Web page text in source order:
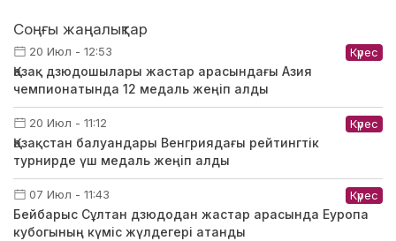
Соңғы жаңалықтар
20 Июл - 12:53 Күрес
Қазақ дзюдошылары жастар арасындағы Азия
чемпионатында 12 медаль жеңіп алды
20 Июл - 11:12 Күрес
Қазақстан балуандары Венгриядағы рейтингтік
турнирде үш медаль жеңіп алды
07 Июл - 11:43 Күрес
Бейбарыс Сұлтан дзюдодан жастар арасында Еуропа
кубогының күміс жүлдегері атанды